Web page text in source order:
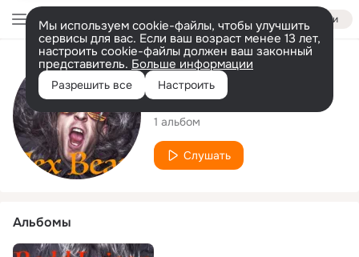
Войти
Мы используем cookie-файлы, чтобы улучшить
сервисы для вас. Если ваш возраст менее 13 лет,
настроить cookie-файлы должен ваш законный
представитель. Больше информации
Разрешить все Настроить
Исполнитель
Redd Luison
1 альбом
Слушать
Альбомы